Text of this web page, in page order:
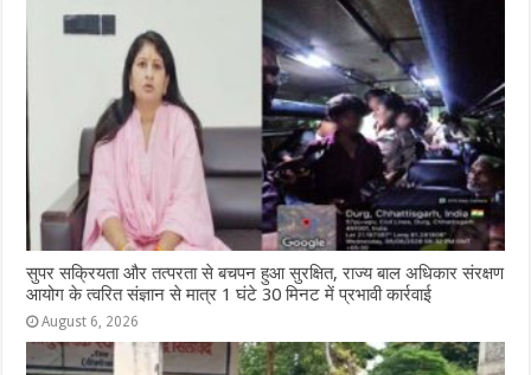
सुपर सक्रियता और तत्परता से बचपन हुआ सुरक्षित, राज्य बाल अधिकार संरक्षण
आयोग के त्वरित संज्ञान से मात्र 1 घंटे 30 मिनट में प्रभावी कार्रवाई
August 6, 2026